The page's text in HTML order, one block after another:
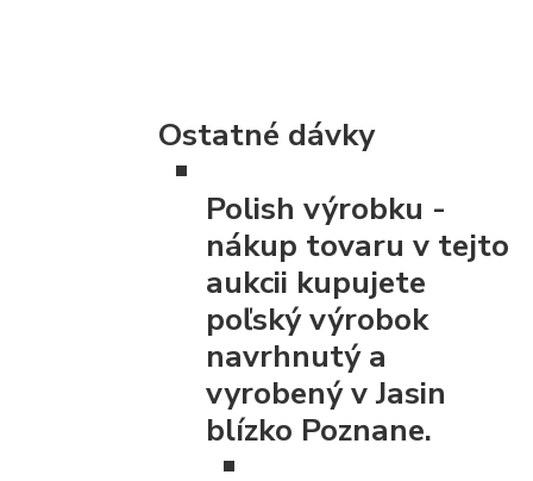
Ostatné dávky
Polish výrobku -
nákup tovaru v tejto
aukcii kupujete
poľský výrobok
navrhnutý a
vyrobený v Jasin
blízko Poznane.